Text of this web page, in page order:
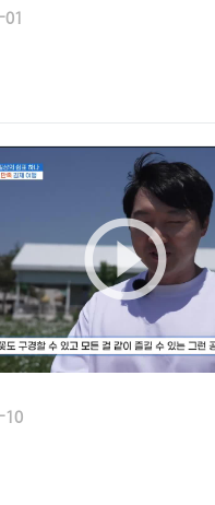
play_circle_outline
10